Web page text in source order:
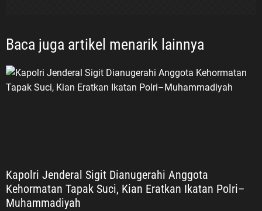
Baca juga artikel menarik lainnya
Kapolri Jenderal Sigit Dianugerahi Anggota
Kehormatan Tapak Suci, Kian Eratkan Ikatan Polri–
Muhammadiyah